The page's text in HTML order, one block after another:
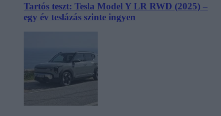
Tartós teszt: Tesla Model Y LR RWD (2025) –
egy év teslázás szinte ingyen